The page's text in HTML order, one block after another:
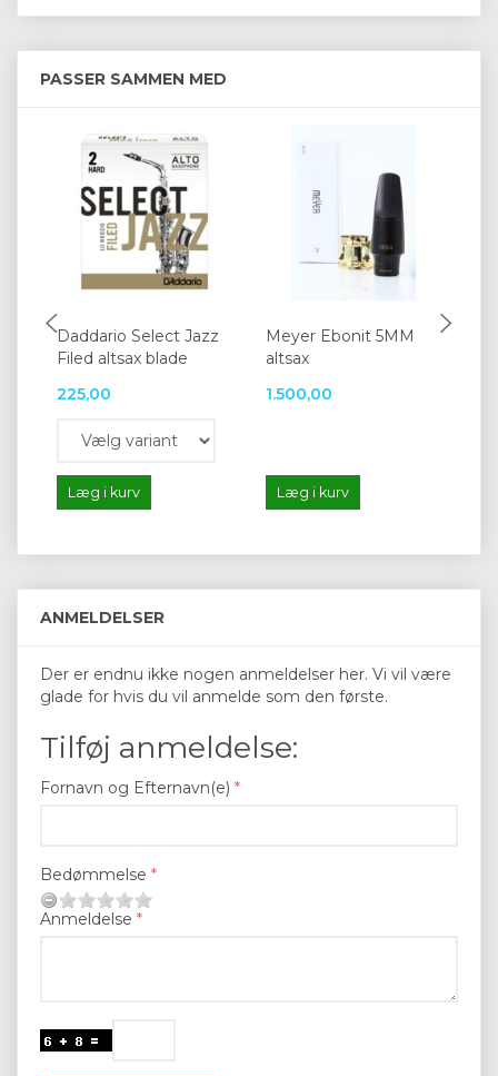
PASSER SAMMEN MED
Daddario Select Jazz
Filed altsax blade
225,00
Læg i kurv
Meyer Ebonit 5MM
altsax
1.500,00
Læg i kurv
ANMELDELSER
Der er endnu ikke nogen anmeldelser her. Vi vil være
glade for hvis du vil anmelde som den første.
Tilføj anmeldelse:
Fornavn og Efternavn(e)
Bedømmelse
Anmeldelse